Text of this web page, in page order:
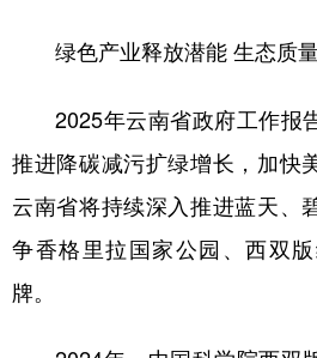
绿色产业释放潜能 生态质
2025年云南省政府工作报
推进降碳减污扩绿增长，加快
云南省将持续深入推进蓝天、
争香格里拉国家公园、西双
牌。